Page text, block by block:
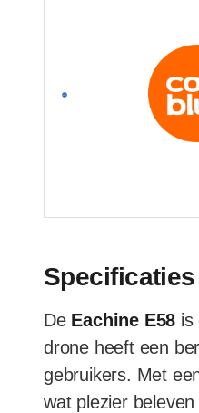
Specificaties
De Eachine E58 is
drone heeft een
gebruikers. Met
wat plezier